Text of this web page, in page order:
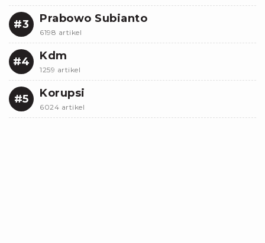
#3 Prabowo Subianto
6198 artikel
#4 Kdm
1259 artikel
#5 Korupsi
6024 artikel